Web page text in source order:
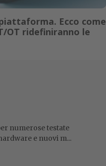
piattaforma. Ecco come
OT ridefiniranno le
numerose testate
e nuovi m...